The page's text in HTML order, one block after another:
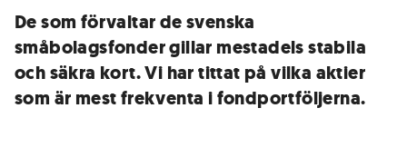
De som förvaltar de svenska
småbolagsfonder gillar mestadels stabila
och säkra kort. Vi har tittat på vilka aktier
som är mest frekventa i fondportföljerna.